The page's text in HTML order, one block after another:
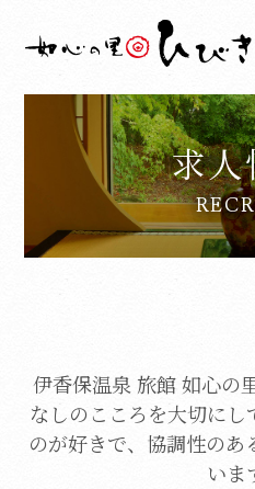
求
伊香保温泉 旅館 如心の
なしのこころを大切にし
のが好きで、協調性の
いま